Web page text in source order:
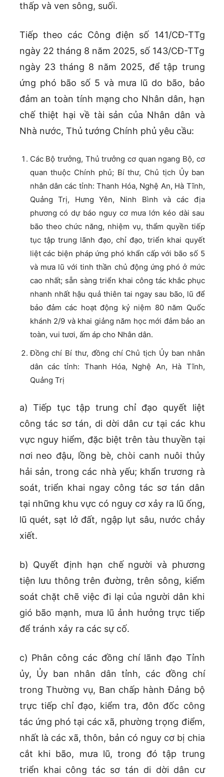
thấp và ven sông, suối.
Tiếp theo các Công điện số 141/CĐ-TTg
ngày 22 tháng 8 năm 2025, số 143/CĐ-TTg
ngày 23 tháng 8 năm 2025, để tập trung
ứng phó bão số 5 và mưa lũ do bão, bảo
đảm an toàn tính mạng cho Nhân dân, hạn
chế thiệt hại về tài sản của Nhân dân và
Nhà nước, Thủ tướng Chính phủ yêu cầu:
Các Bộ trưởng, Thủ trưởng cơ quan ngang Bộ, cơ
quan thuộc Chính phủ; Bí thư, Chủ tịch Ủy ban
nhân dân các tỉnh: Thanh Hóa, Nghệ An, Hà Tĩnh,
Quảng Trị, Hưng Yên, Ninh Bình và các địa
phương có dự báo nguy cơ mưa lớn kéo dài sau
bão theo chức năng, nhiệm vụ, thẩm quyền tiếp
tục tập trung lãnh đạo, chỉ đạo, triển khai quyết
liệt các biện pháp ứng phó khẩn cấp với bão số 5
và mưa lũ với tinh thần chủ động ứng phó ở mức
cao nhất; sẵn sàng triển khai công tác khắc phục
nhanh nhất hậu quả thiên tai ngay sau bão, lũ để
bảo đảm các hoạt động kỷ niệm 80 năm Quốc
khánh 2/9 và khai giảng năm học mới đảm bảo an
toàn, vui tươi, ấm áp cho Nhân dân.
Đồng chí Bí thư, đồng chí Chủ tịch Ủy ban nhân
dân các tỉnh: Thanh Hóa, Nghệ An, Hà Tĩnh,
Quảng Trị
a) Tiếp tục tập trung chỉ đạo quyết liệt
công tác sơ tán, di dời dân cư tại các khu
vực nguy hiểm, đặc biệt trên tàu thuyền tại
nơi neo đậu, lồng bè, chòi canh nuôi thủy
hải sản, trong các nhà yếu; khẩn trương rà
soát, triển khai ngay công tác sơ tán dân
tại những khu vực có nguy cơ xảy ra lũ ống,
lũ quét, sạt lở đất, ngập lụt sâu, nước chảy
xiết.
b) Quyết định hạn chế người và phương
tiện lưu thông trên đường, trên sông, kiểm
soát chặt chẽ việc đi lại của người dân khi
gió bão mạnh, mưa lũ ảnh hưởng trực tiếp
để tránh xảy ra các sự cố.
c) Phân công các đồng chí lãnh đạo Tỉnh
ủy, Ủy ban nhân dân tỉnh, các đồng chí
trong Thường vụ, Ban chấp hành Đảng bộ
trực tiếp chỉ đạo, kiểm tra, đôn đốc công
tác ứng phó tại các xã, phường trọng điểm,
nhất là các xã, thôn, bản có nguy cơ bị chia
cắt khi bão, mưa lũ, trong đó tập trung
triển khai công tác sơ tán di dời dân cư